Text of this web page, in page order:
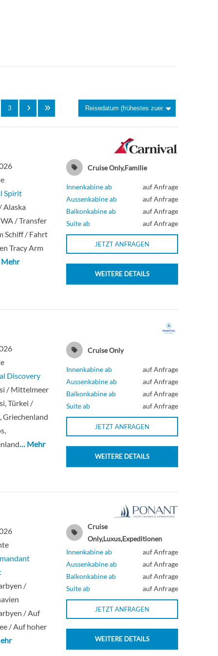
3
Spirit
Alaska
/ Transfer
Schiff / Fahrt
Tracy Arm
Cruise Only,Familie
Innenkabine ab
auf Anfrage
Aussenkabine ab
auf Anfrage
Balkonkabine ab
auf Anfrage
Suite ab
auf Anfrage
JETZT ANFRAGEN
WEITERE DETAILS
Discovery
/ Mittelmeer
Türkei /
Griechenland
… Mehr
Cruise Only
Innenkabine ab
auf Anfrage
Aussenkabine ab
auf Anfrage
Balkonkabine ab
auf Anfrage
Suite ab
auf Anfrage
JETZT ANFRAGEN
WEITERE DETAILS
/
/ Auf
/ Auf hoher
Cruise
Only,Luxus,Expeditionen
Innenkabine ab
auf Anfrage
Aussenkabine ab
auf Anfrage
Balkonkabine ab
auf Anfrage
Suite ab
auf Anfrage
JETZT ANFRAGEN
WEITERE DETAILS